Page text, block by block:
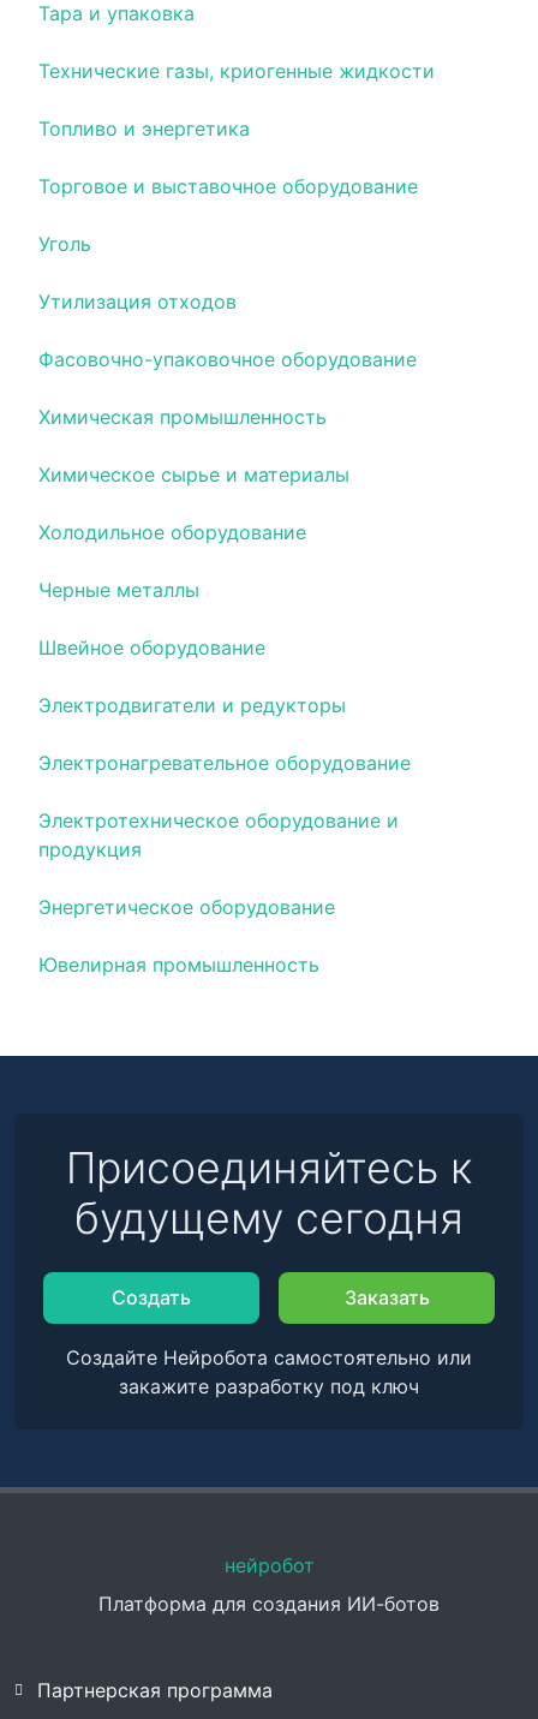
Тара и упаковка
Технические газы, криогенные жидкости
Топливо и энергетика
Торговое и выставочное оборудование
Уголь
Утилизация отходов
Фасовочно-упаковочное оборудование
Химическая промышленность
Химическое сырье и материалы
Холодильное оборудование
Черные металлы
Швейное оборудование
Электродвигатели и редукторы
Электронагревательное оборудование
Электротехническое оборудование и
продукция
Энергетическое оборудование
Ювелирная промышленность
Присоединяйтесь к
будущему сегодня
Создать Заказать
Создайте Нейробота самостоятельно или
закажите разработку под ключ
нейробот
Платформа для создания ИИ-ботов
Партнерская программа